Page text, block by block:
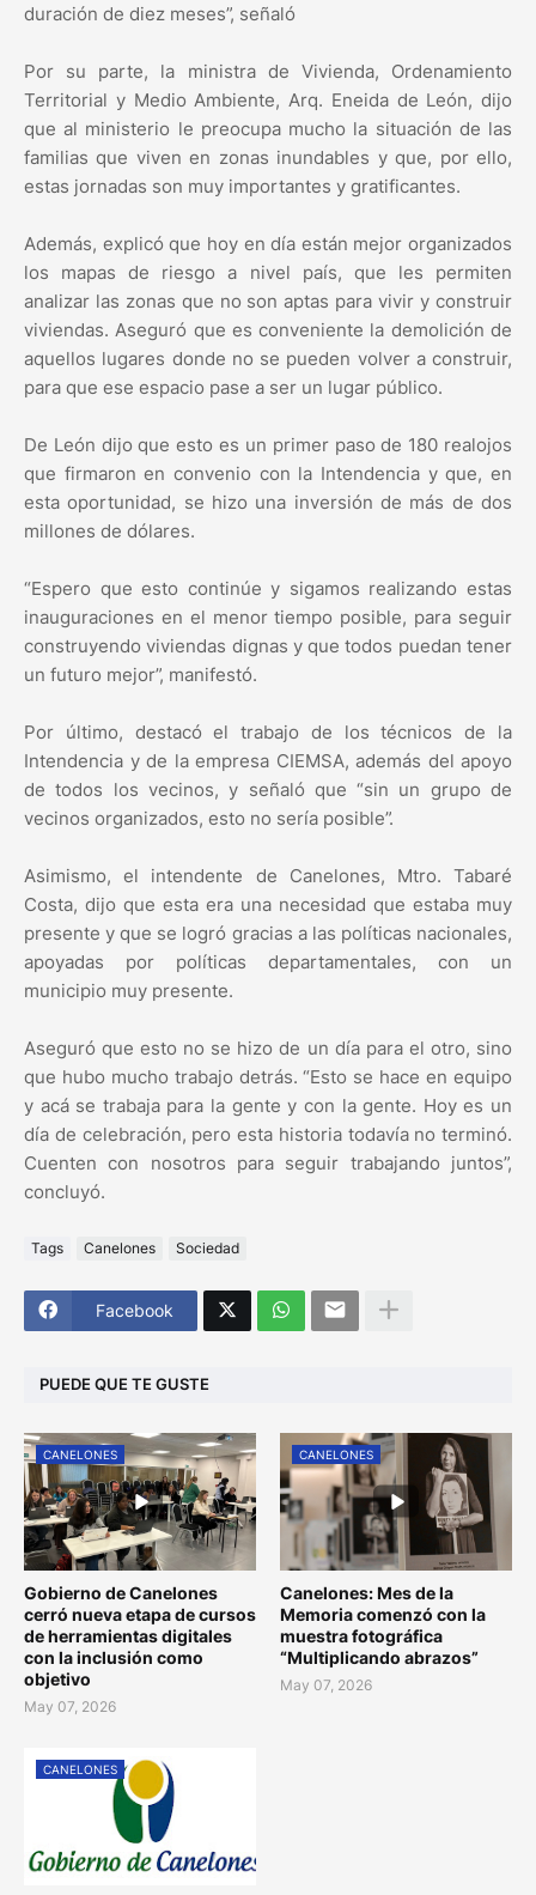
duración de diez meses”, señaló
Por su parte, la ministra de Vivienda, Ordenamiento
Territorial y Medio Ambiente, Arq. Eneida de León, dijo
que al ministerio le preocupa mucho la situación de las
familias que viven en zonas inundables y que, por ello,
estas jornadas son muy importantes y gratificantes.
Además, explicó que hoy en día están mejor organizados
los mapas de riesgo a nivel país, que les permiten
analizar las zonas que no son aptas para vivir y construir
viviendas. Aseguró que es conveniente la demolición de
aquellos lugares donde no se pueden volver a construir,
para que ese espacio pase a ser un lugar público.
De León dijo que esto es un primer paso de 180 realojos
que firmaron en convenio con la Intendencia y que, en
esta oportunidad, se hizo una inversión de más de dos
millones de dólares.
“Espero que esto continúe y sigamos realizando estas
inauguraciones en el menor tiempo posible, para seguir
construyendo viviendas dignas y que todos puedan tener
un futuro mejor”, manifestó.
Por último, destacó el trabajo de los técnicos de la
Intendencia y de la empresa CIEMSA, además del apoyo
de todos los vecinos, y señaló que “sin un grupo de
vecinos organizados, esto no sería posible”.
Asimismo, el intendente de Canelones, Mtro. Tabaré
Costa, dijo que esta era una necesidad que estaba muy
presente y que se logró gracias a las políticas nacionales,
apoyadas por políticas departamentales, con un
municipio muy presente.
Aseguró que esto no se hizo de un día para el otro, sino
que hubo mucho trabajo detrás. “Esto se hace en equipo
y acá se trabaja para la gente y con la gente. Hoy es un
día de celebración, pero esta historia todavía no terminó.
Cuenten con nosotros para seguir trabajando juntos”,
concluyó.
Tags Canelones Sociedad
Facebook
PUEDE QUE TE GUSTE
CANELONES
Gobierno de Canelones
cerró nueva etapa de cursos
de herramientas digitales
con la inclusión como
objetivo
May 07, 2026
CANELONES
Canelones: Mes de la
Memoria comenzó con la
muestra fotográfica
“Multiplicando abrazos”
May 07, 2026
CANELONES